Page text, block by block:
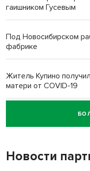
гаишником Гусевым
Под Новосибирском
фабрике
Житель Купино
матери от COVID-19
Новосибирский суд
пенсионерки на
«Мы живём на
терроризируют жителей
Новости